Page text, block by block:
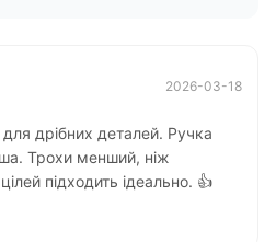
2026-03-18
дрібних деталей. Ручка
Трохи менший, ніж
підходить ідеально. 👍